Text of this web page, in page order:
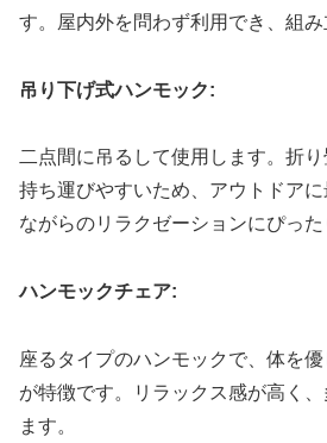
す。屋内外を問わず利用でき、組み
吊り下げ式ハンモック:
二点間に吊るして使用します。折り
持ち運びやすいため、アウトドア
ながらのリラクゼーションにぴった
ハンモックチェア:
座るタイプのハンモックで、体を
が特徴です。リラックス感が高く
ます。